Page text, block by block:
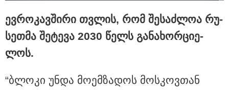
12:54 / 06-08-2026
ტრაგედია ხობში - მდინარე ხობისწყალში დედა-
ევ­რო­კავ­ში­რი თვლის, რომ შე­საძ­ლოა რუ­
სეთ­მა შე­ტე­ვა 2030 წელს გა­ნა­ხორ­ცი­ე­
ლოს.
“ბლო­კი უნდა მო­ემ­ზა­დოს მოს­კოვ­თან